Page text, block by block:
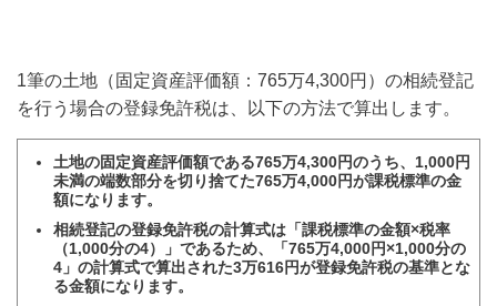
1筆の土地（固定資産評価額：765万4,300円）の相続登記
を行う場合の登録免許税は、以下の方法で算出します。
土地の固定資産評価額である765万4,300円のうち、1,000円
未満の端数部分を切り捨てた765万4,000円が課税標準の金
額になります。
相続登記の登録免許税の計算式は「課税標準の金額×税率
（1,000分の4）」であるため、「765万4,000円×1,000分の
4」の計算式で算出された3万616円が登録免許税の基準とな
る金額になります。